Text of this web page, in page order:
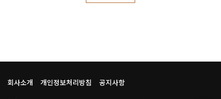
회사소개 개인정보처리방침 공지사항